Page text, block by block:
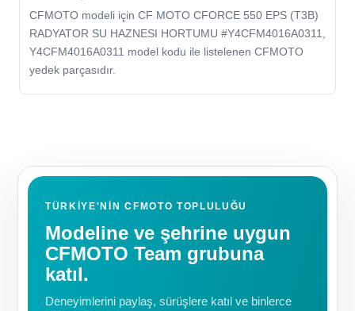
CFMOTO modeli için CF MOTO CFORCE 550 EPS (T3B)
RADYATOR SU HAZNESI HORTUMU #Y4CFM4016A0311,
Y4CFM4016A0311 model kodu ile listelenen CFMOTO
yedek parçasıdır.
TÜRKIYE'NIN CFMOTO TOPLULUĞU
Modeline ve şehrine uygun
CFMOTO Team grubuna
katıl.
Deneyimlerini paylaş, sürüşlere katıl ve binlerce